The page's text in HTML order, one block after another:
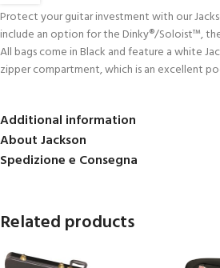
Protect your guitar investment with our
include an option for the Dinky®/Soloist™,
All bags come in Black and feature a white
zipper compartment, which is an excellent
Additional information
About Jackson
Spedizione e Consegna
Related products